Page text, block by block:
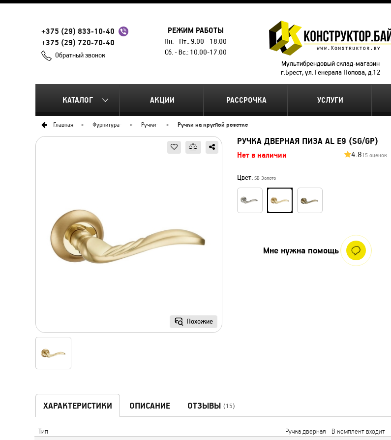
+375 (29) 833-10-40
+375 (29) 720-70-40
Обратный звонок
РЕЖИМ РАБОТЫ
Пн. - Пт.: 9.00 - 18.00
Сб. - Вс.: 10.00-17.00
Мультибрендовый склад-магазин
г.Брест, ул. Генерала Попова, д.12
КАТАЛОГ АКЦИИ РАССРОЧКА УСЛУГИ
Главная Фурнитура- Ручки- Ручки на круглой розетке
Похожие
РУЧКА ДВЕРНАЯ ПИЗА AL E9 (SG/GP)
Нет в наличии 4.815 оценок
Цвет: SB Золото
Мне нужна помощь
ХАРАКТЕРИСТИКИ ОПИСАНИЕ ОТЗЫВЫ (15)
Тип Ручка дверная В комплект входит